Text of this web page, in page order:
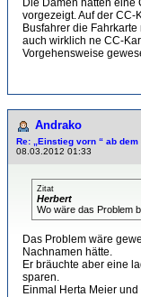
Die Damen hatten eine
vorgezeigt. Auf der CC-
Busfahrer die
auch wirklich ne CC-
Vorgehensweise
Andrako
Re: „Einstieg vorn “ ab dem
08.03.2012 01:33
Zitat
Herbert
Wo wäre das Problem
Das Problem wäre
Nachnamen hätte.
Er bräuchte aber eine
sparen.
Einmal Herta Meier